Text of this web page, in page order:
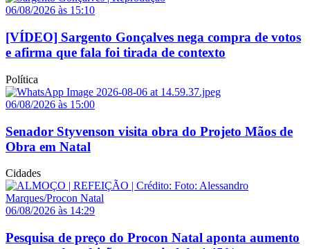
06/08/2026 às 15:10
[VÍDEO] Sargento Gonçalves nega compra de votos
e afirma que fala foi tirada de contexto
Política
06/08/2026 às 15:00
Senador Styvenson visita obra do Projeto Mãos de
Obra em Natal
Cidades
06/08/2026 às 14:29
Pesquisa de preço do Procon Natal aponta aumento